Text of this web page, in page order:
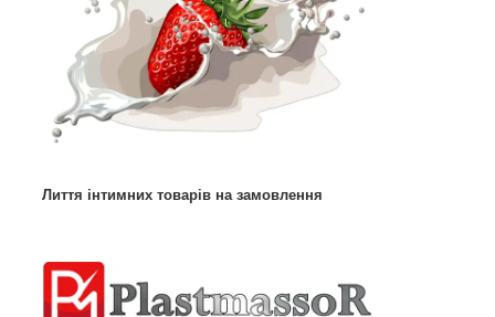
Лиття інтимних товарів на замовлення